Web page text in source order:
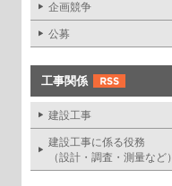
企画競争
公募
工事関係
建設工事
建設工事に係る役務
（設計・調査・測量など）